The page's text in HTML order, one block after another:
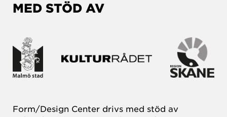
MED STÖD AV
Form/Design Center drivs med stöd av